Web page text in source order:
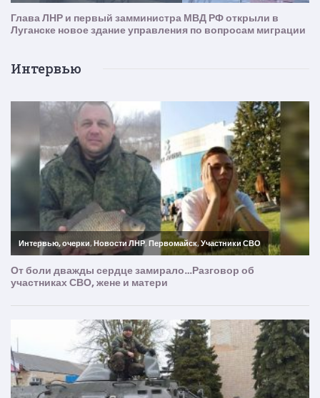
Интервью